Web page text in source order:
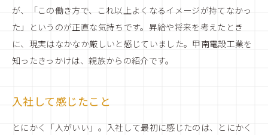
が、「この働き方で、これ以上よくなるイメージが持てなかっ
た」というのが正直な気持ちです。昇給や将来を考えたとき
に、現実はなかなか厳しいと感じていました。甲南電設工業を
知ったきっかけは、親族からの紹介です。
入社して感じたこと
とにかく「人がいい」。入社して最初に感じたのは、とにかく